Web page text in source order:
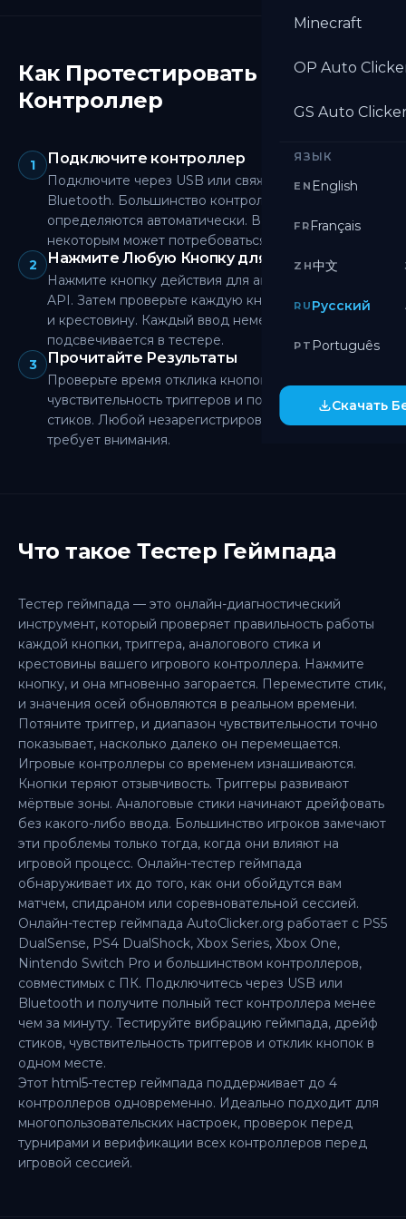
Minecraft
OP Auto
GS Auto
ЯЗЫК
EN English
FR Français
ZH中文
RU Русский
PT Português
Скачать
Как Протестировать
Контроллер
1 Подключите контроллер
Подключите через USB или свяжите через
Bluetooth. Большинство контроллеров
определяются автоматически. В Windows
некоторым может потребоваться драйвер.
2
Нажмите Любую Кнопку для Начала
Нажмите кнопку действия для активации Gamepad
API. Затем проверьте каждую кнопку, триггер, стик
и крестовину. Каждый ввод немедленно
подсвечивается в тестере.
3
Прочитайте Результаты
Проверьте время отклика кнопок, значения осей,
чувствительность триггеров и показания дрейфа
стиков. Любой незарегистрированный ввод
требует внимания.
Что такое Тестер Геймпада
Тестер геймпада — это онлайн-диагностический
инструмент, который проверяет правильность работы
каждой кнопки, триггера, аналогового стика и
крестовины вашего игрового контроллера. Нажмите
кнопку, и она мгновенно загорается. Переместите стик,
и значения осей обновляются в реальном времени.
Потяните триггер, и диапазон чувствительности точно
показывает, насколько далеко он перемещается.
Игровые контроллеры со временем изнашиваются.
Кнопки теряют отзывчивость. Триггеры развивают
мёртвые зоны. Аналоговые стики начинают дрейфовать
без какого-либо ввода. Большинство игроков замечают
эти проблемы только тогда, когда они влияют на
игровой процесс. Онлайн-тестер геймпада
обнаруживает их до того, как они обойдутся вам
матчем, спидраном или соревновательной сессией.
Онлайн-тестер геймпада AutoClicker.org работает с PS5
DualSense, PS4 DualShock, Xbox Series, Xbox One,
Nintendo Switch Pro и большинством контроллеров,
совместимых с ПК. Подключитесь через USB или
Bluetooth и получите полный тест контроллера менее
чем за минуту. Тестируйте вибрацию геймпада, дрейф
стиков, чувствительность триггеров и отклик кнопок в
одном месте.
Этот html5-тестер геймпада поддерживает до 4
контроллеров одновременно. Идеально подходит для
многопользовательских настроек, проверок перед
турнирами и верификации всех контроллеров перед
игровой сессией.